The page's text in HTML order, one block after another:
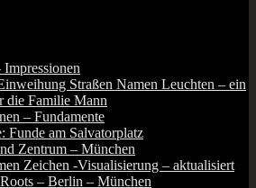
Straßen Namen Leuchten – ein
die Familie Mann
– Fundamente
Funde am Salvatorplatz
Zentrum – München
Zeichen ‑Visualisierung – aktualisiert
– Berlin – München